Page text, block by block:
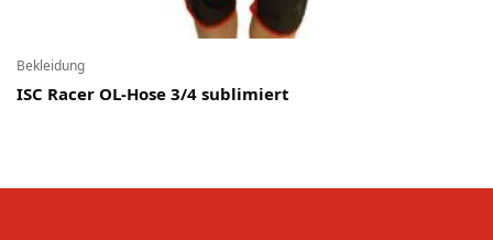
Bekleidung
ISC Racer OL-Hose 3/4 sublimiert